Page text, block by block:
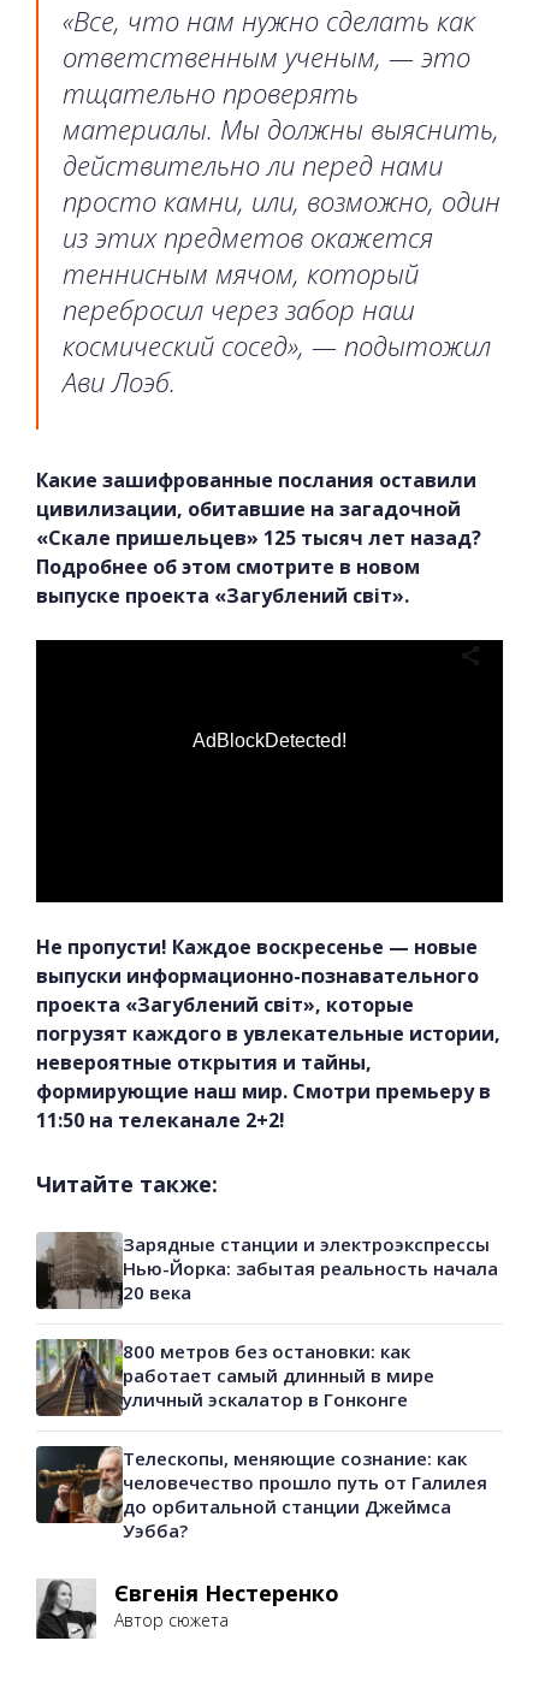
«Все, что нам нужно сделать как
ответственным ученым, — это
тщательно проверять
материалы. Мы должны выяснить,
действительно ли перед нами
просто камни, или, возможно, один
из этих предметов окажется
теннисным мячом, который
перебросил через забор наш
космический сосед», — подытожил
Ави Лоэб.
Какие зашифрованные послания оставили
цивилизации, обитавшие на загадочной
«Скале пришельцев» 125 тысяч лет назад?
Подробнее об этом смотрите в новом
выпуске проекта «Загублений світ».
AdBlockDetected!
Не пропусти! Каждое воскресенье — новые
выпуски информационно-познавательного
проекта «Загублений світ», которые
погрузят каждого в увлекательные истории,
невероятные открытия и тайны,
формирующие наш мир. Смотри премьеру в
11:50 на телеканале 2+2!
Читайте также:
Зарядные станции и электроэкспрессы
Нью-Йорка: забытая реальность начала
20 века
800 метров без остановки: как
работает самый длинный в мире
уличный эскалатор в Гонконге
Телескопы, меняющие сознание: как
человечество прошло путь от Галилея
до орбитальной станции Джеймса
Уэбба?
Євгенія Нестеренко
Автор сюжета